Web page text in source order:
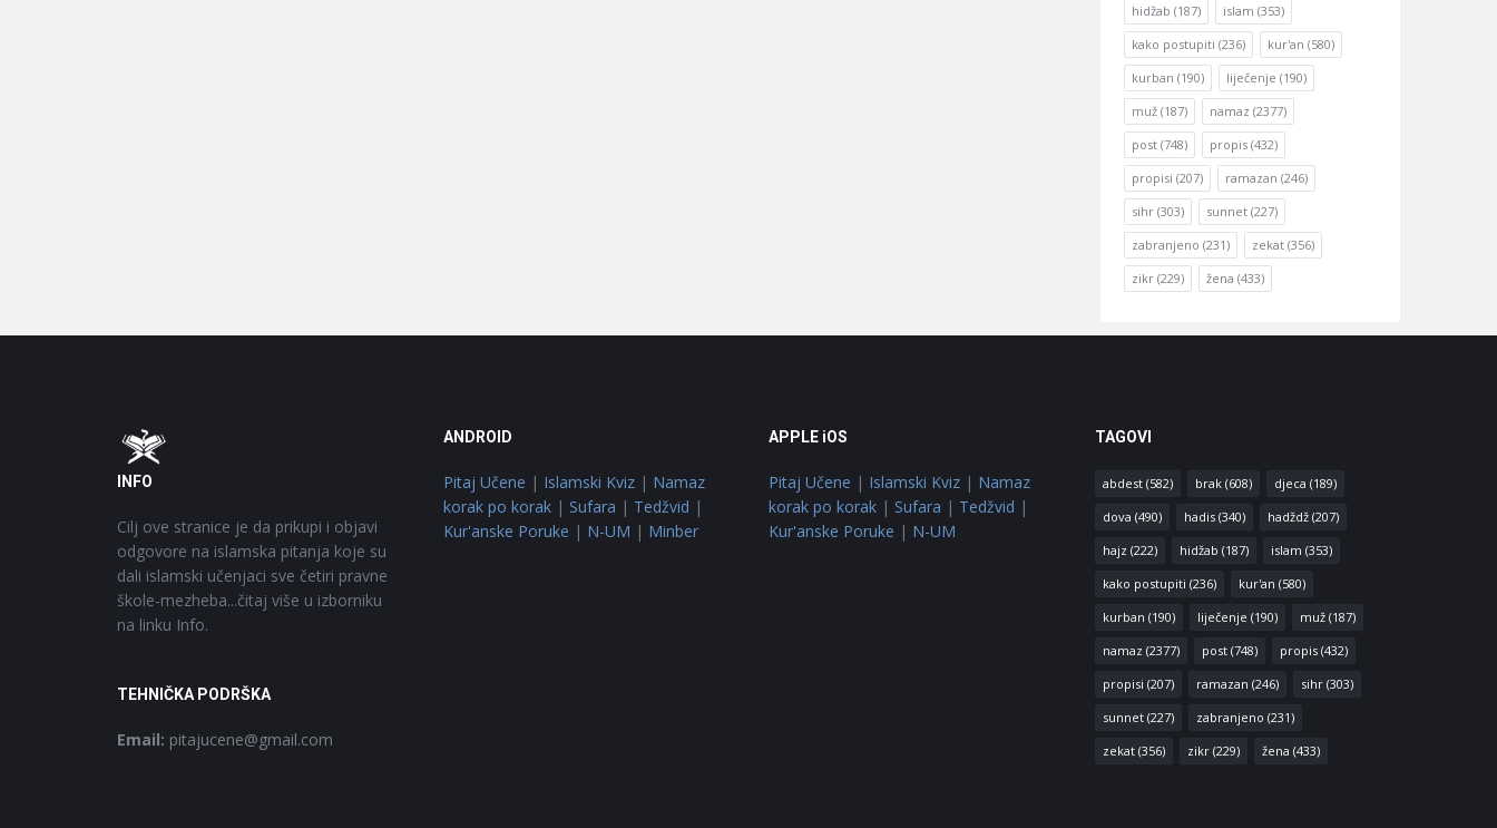
hidžab (187) islam (353)
kako postupiti (236) kur'an (580)
kurban (190) liječenje (190)
muž (187) namaz (2377)
post (748) propis (432)
propisi (207) ramazan (246)
sihr (303) sunnet (227)
zabranjeno (231) zekat (356)
zikr (229) žena (433)
Footer
INFO
Cilj ove stranice je da prikupi i objavi
odgovore na islamska pitanja koje su
dali islamski učenjaci sve četiri pravne
škole-mezheba...čitaj više u izborniku
na linku Info.
TEHNIČKA PODRŠKA
Email: pitajucene@gmail.com
ANDROID
Pitaj Učene | Islamski Kviz| Namaz
korak po korak| Sufara | Tedžvid |
Kur'anske Poruke | N-UM | Minber
APPLE iOS
Pitaj Učene | Islamski Kviz | Namaz
korak po korak | Sufara | Tedžvid |
Kur'anske Poruke | N-UM
TAGOVI
abdest(582) brak(608) djeca (189)
dova (490) hadis(340) hadždž(207)
hajz (222) hidžab (187) islam (353)
kako postupiti (236) kur'an (580)
kurban (190) liječenje (190) muž(187)
namaz (2377) post(748) propis(432)
propisi (207) ramazan (246) sihr(303)
sunnet(227) zabranjeno (231)
zekat(356) zikr(229) žena (433)